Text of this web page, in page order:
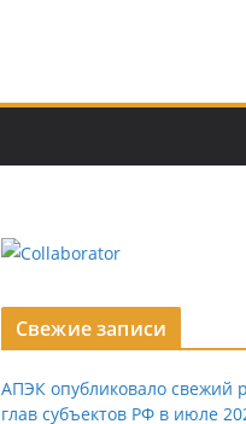
Свежие записи
АПЭК опубликовало свежий
глав субъектов РФ в июле